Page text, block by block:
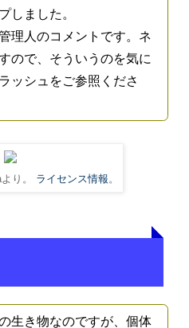
しました。
理人のコメントです。ネ
ので、そういうのを気に
ッシュをご参照くださ
り。 ライセンス情報 。
生き物なのですが、個体